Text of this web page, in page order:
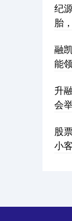
纪
胎
融
能
升
会
股
小